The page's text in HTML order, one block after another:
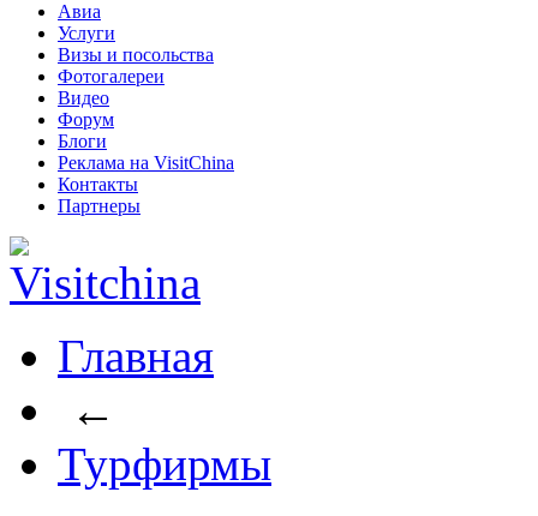
Авиа
Услуги
Визы и посольства
Фотогалереи
Видео
Форум
Блоги
Реклама на VisitChina
Контакты
Партнеры
Главная
←
Турфирмы